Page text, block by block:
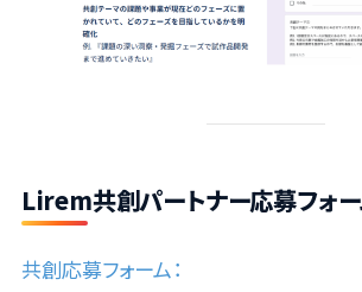
Lirem共創パートナー応募フォ
共創応募フォーム：